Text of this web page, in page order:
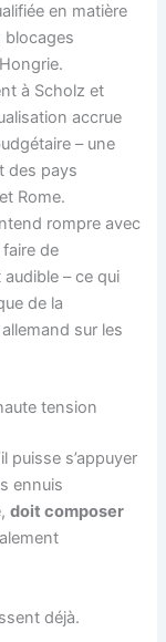
en matière
blocages
à Scholz et
accrue
– une
des pays
Rome.
rompre avec
de
audible – ce qui
de la
sur les
tension
puisse s’appuyer
ennuis
doit composer
déjà.